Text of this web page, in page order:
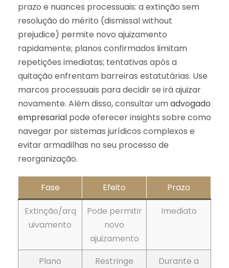
prazo e nuances processuais: a extinção sem
resolução do mérito (dismissal without
prejudice) permite novo ajuizamento
rapidamente; planos confirmados limitam
repetições imediatas; tentativas após a
quitação enfrentam barreiras estatutárias. Use
marcos processuais para decidir se irá ajuizar
novamente. Além disso, consultar umadvogado
empresarial pode oferecer insights sobre como
navegar por sistemas jurídicos complexos e
evitar armadilhas no seu processo de
reorganização.
Fase Efeito
Prazo
Extinção/arq
uivamento
Pode permitir
novo
ajuizamento
Imediato
Plano
Restringe
Durante a